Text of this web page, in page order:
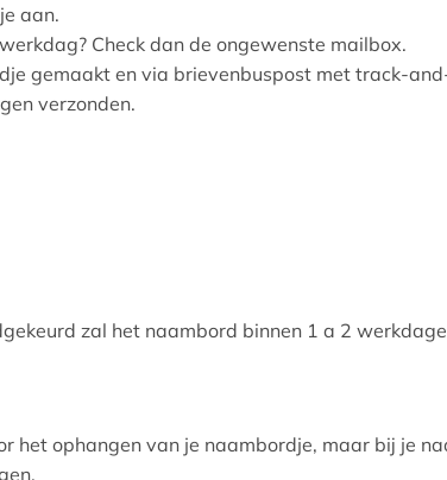
aan.
Check dan de ongewenste mailbox.
gemaakt en via brievenbuspost met track-
verzonden.
zal het naambord binnen 1 a 2
het ophangen van je naambordje, maar bij je